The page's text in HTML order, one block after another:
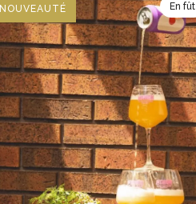
NOUVEAUTÉ En fût